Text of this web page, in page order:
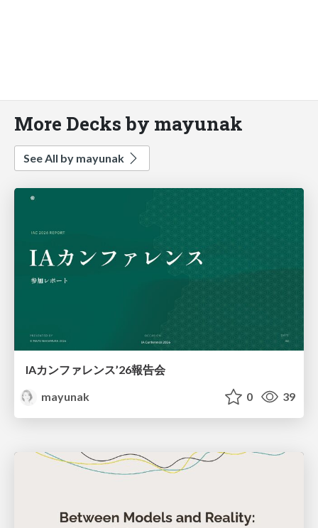
More Decks by mayunak
See All by mayunak
IAカンファレンス’26報告会
mayunak
0 39